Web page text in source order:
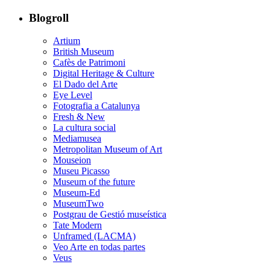
Blogroll
Artium
British Museum
Cafès de Patrimoni
Digital Heritage & Culture
El Dado del Arte
Eye Level
Fotografia a Catalunya
Fresh & New
La cultura social
Mediamusea
Metropolitan Museum of Art
Mouseion
Museu Picasso
Museum of the future
Museum-Ed
MuseumTwo
Postgrau de Gestió museística
Tate Modern
Unframed (LACMA)
Veo Arte en todas partes
Veus